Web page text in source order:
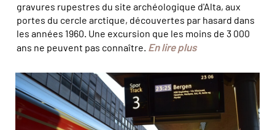
gravures rupestres du site archéologique d'Alta, aux
portes du cercle arctique, découvertes par hasard dans
les années 1960. Une excursion que les moins de 3 000
ans ne peuvent pas connaître. En lire plus
La ligne de train Oslo-Bergen est l'une des plus belles
d'Europe. © Léon Fuchs